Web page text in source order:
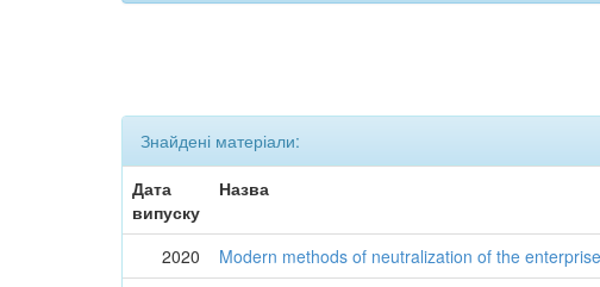
Знайдені матеріали:
Дата
випуску
Назва
2020 Modern methods of neutralization of the